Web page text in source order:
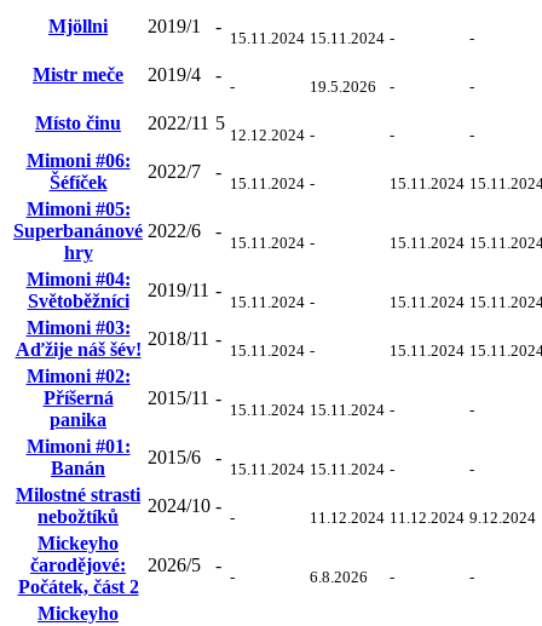
Mjöllni 2019/1 -
15.11.2024 15.11.2024 - -
Mistr meče 2019/4 -
- 19.5.2026 - -
Místo činu 2022/11 5
12.12.2024 - - -
Mimoni #06:
Šéfíček
2022/7 -
15.11.2024 - 15.11.2024
Mimoni #05:
Superbanánové
hry
2022/6 -
15.11.2024 - 15.11.2024
Mimoni #04:
Světoběžníci
2019/11 -
15.11.2024 - 15.11.2024
Mimoni #03:
Aďžije náš šév!
2018/11 -
15.11.2024 - 15.11.2024
Mimoni #02:
Příšerná
panika
2015/11 -
15.11.2024 15.11.2024 - -
Mimoni #01:
Banán
2015/6 -
15.11.2024 15.11.2024 - -
Milostné strasti
nebožtíků
2024/10 -
- 11.12.2024 11.12.2024 9.12.2024
Mickeyho
čarodějové:
Počátek, část 2
2026/5 -
- 6.8.2026 - -
Mickeyho